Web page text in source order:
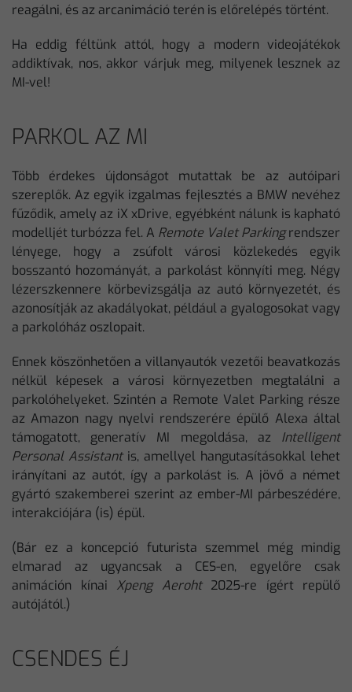
reagálni, és az arcanimáció terén is előrelépés történt.
Ha eddig féltünk attól, hogy a modern videojátékok
addiktívak, nos, akkor várjuk meg, milyenek lesznek az
MI-vel!
PARKOL AZ MI
Több érdekes újdonságot mutattak be az autóipari
szereplők. Az egyik izgalmas fejlesztés a BMW nevéhez
fűződik, amely az iX xDrive, egyébként nálunk is kapható
modelljét turbózza fel. A Remote Valet Parkingrendszer
lényege, hogy a zsúfolt városi közlekedés egyik
bosszantó hozományát, a parkolást könnyíti meg. Négy
lézerszkennere körbevizsgálja az autó környezetét, és
azonosítják az akadályokat, például a gyalogosokat vagy
a parkolóház oszlopait.
Ennek köszönhetően a villanyautók vezetői beavatkozás
nélkül képesek a városi környezetben megtalálni a
parkolóhelyeket. Szintén a Remote Valet Parking része
az Amazon nagy nyelvi rendszerére épülő Alexa által
támogatott, generatív MI megoldása, az Intelligent
Personal Assistant is, amellyel hangutasításokkal lehet
irányítani az autót, így a parkolást is. A jövő a német
gyártó szakemberei szerint az ember-MI párbeszédére,
interakciójára (is) épül.
(Bár ez a koncepció futurista szemmel még mindig
elmarad az ugyancsak a CES-en, egyelőre csak
animáción kínai Xpeng Aeroht2025-re ígért repülő
autójától.)
CSENDES ÉJ